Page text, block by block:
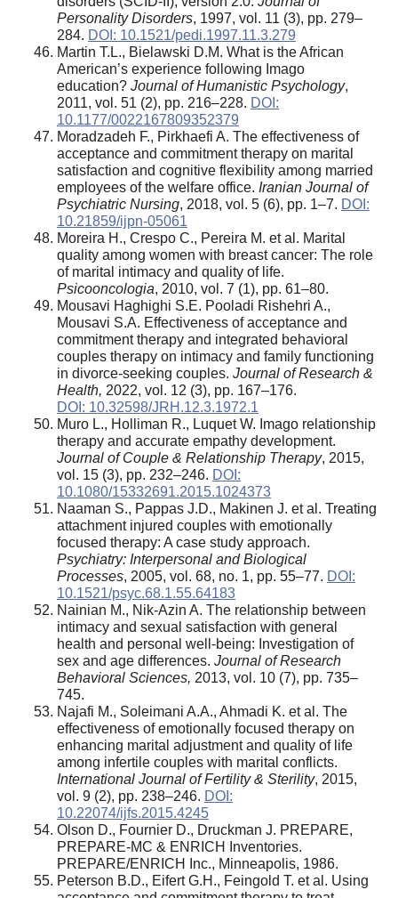
Personality Disorders, 1997, vol. 11 (3), pp. 279–
284. DOI: 10.1521/pedi.1997.11.3.279
Martin T.L., Bielawski D.M. What is the African
American’s experience following Imago
education? Journal of Humanistic Psychology,
2011, vol. 51 (2), pp. 216–228. DOI:
10.1177/0022167809352379
Moradzadeh F., Pirkhaefi A. The effectiveness of
acceptance and commitment therapy on marital
satisfaction and cognitive flexibility among married
employees of the welfare office. Iranian Journal of
Psychiatric Nursing, 2018, vol. 5 (6), pp. 1–7. DOI:
10.21859/ijpn-05061
Moreira H., Crespo C., Pereira M. et al. Marital
quality among women with breast cancer: The role
of marital intimacy and quality of life.
Psicooncologia, 2010, vol. 7 (1), pp. 61–80.
Mousavi Haghighi S.E. Pooladi Rishehri A.,
Mousavi S.A. Effectiveness of acceptance and
commitment therapy and integrated behavioral
couples therapy on intimacy and family functioning
in divorce-seeking couples. Journal of Research &
Health, 2022, vol. 12 (3), pp. 167–176.
DOI: 10.32598/JRH.12.3.1972.1
Muro L., Holliman R., Luquet W. Imago relationship
therapy and accurate empathy development.
Journal of Couple & Relationship Therapy, 2015,
vol. 15 (3), pp. 232–246. DOI:
10.1080/15332691.2015.1024373
Naaman S., Pappas J.D., Makinen J. et al. Treating
attachment injured couples with emotionally
focused therapy: A case study approach.
Psychiatry: Interpersonal and Biological
Processes, 2005, vol. 68, no. 1, pp. 55–77. DOI:
10.1521/psyc.68.1.55.64183
Nainian M., Nik-Azin A. The relationship between
intimacy and sexual satisfaction with general
health and personal well-being: Investigation of
sex and age differences. Journal of Research
Behavioral Sciences, 2013, vol. 10 (7), pp. 735–
745.
Najafi M., Soleimani A.A., Ahmadi K. et al. The
effectiveness of emotionally focused therapy on
enhancing marital adjustment and quality of life
among infertile couples with marital conflicts.
International Journal of Fertility & Sterility, 2015,
vol. 9 (2), pp. 238–246. DOI:
10.22074/ijfs.2015.4245
Olson D., Fournier D., Druckman J. PREPARE,
PREPARE-MC & ENRICH Inventories.
PREPARE/ENRICH Inc., Minneapolis, 1986.
Peterson B.D., Eifert G.H., Feingold T. et al. Using